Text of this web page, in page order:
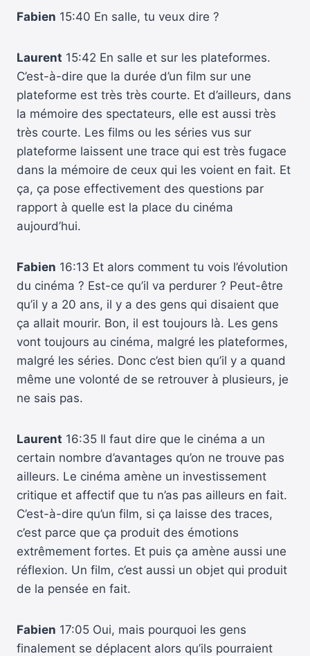
Fabien 15:40 En salle, tu veux dire ?
Laurent 15:42 En salle et sur les plateformes.
C’est-à-dire que la durée d’un film sur une
plateforme est très très courte. Et d’ailleurs, dans
la mémoire des spectateurs, elle est aussi très
très courte. Les films ou les séries vus sur
plateforme laissent une trace qui est très fugace
dans la mémoire de ceux qui les voient en fait. Et
ça, ça pose effectivement des questions par
rapport à quelle est la place du cinéma
aujourd’hui.
Fabien 16:13 Et alors comment tu vois l’évolution
du cinéma ? Est-ce qu’il va perdurer ? Peut-être
qu’il y a 20 ans, il y a des gens qui disaient que
ça allait mourir. Bon, il est toujours là. Les gens
vont toujours au cinéma, malgré les plateformes,
malgré les séries. Donc c’est bien qu’il y a quand
même une volonté de se retrouver à plusieurs, je
ne sais pas.
Laurent 16:35 Il faut dire que le cinéma a un
certain nombre d’avantages qu’on ne trouve pas
ailleurs. Le cinéma amène un investissement
critique et affectif que tu n’as pas ailleurs en fait.
C’est-à-dire qu’un film, si ça laisse des traces,
c’est parce que ça produit des émotions
extrêmement fortes. Et puis ça amène aussi une
réflexion. Un film, c’est aussi un objet qui produit
de la pensée en fait.
Fabien 17:05 Oui, mais pourquoi les gens
finalement se déplacent alors qu’ils pourraient